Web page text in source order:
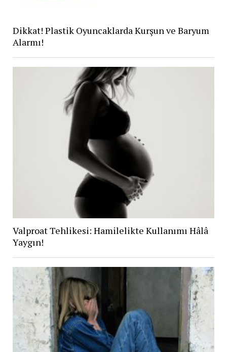
Dikkat! Plastik Oyuncaklarda Kurşun ve Baryum
Alarmı!
Valproat Tehlikesi: Hamilelikte Kullanımı Hâlâ
Yaygın!